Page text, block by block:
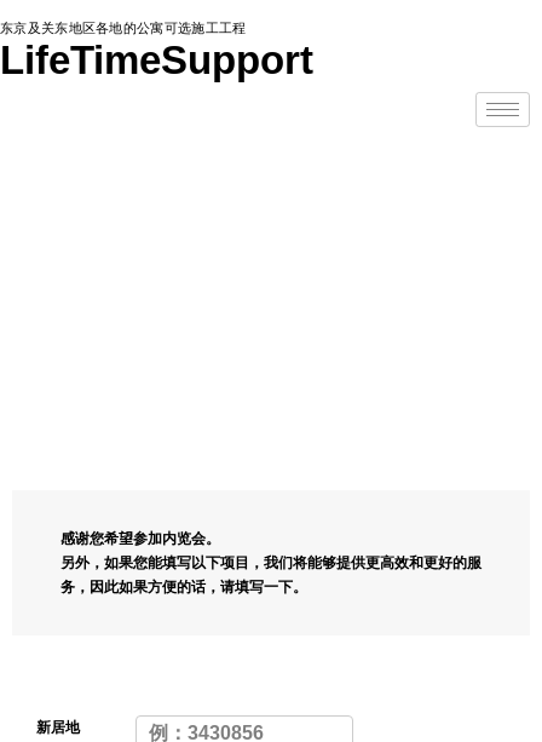
东京及关东地区各地的公寓可选施工工程
LifeTimeSupport
感谢您希望参加内览会。
另外，如果您能填写以下项目，我们将能够提供更高效和更好的服
务，因此如果方便的话，请填写一下。
新居地